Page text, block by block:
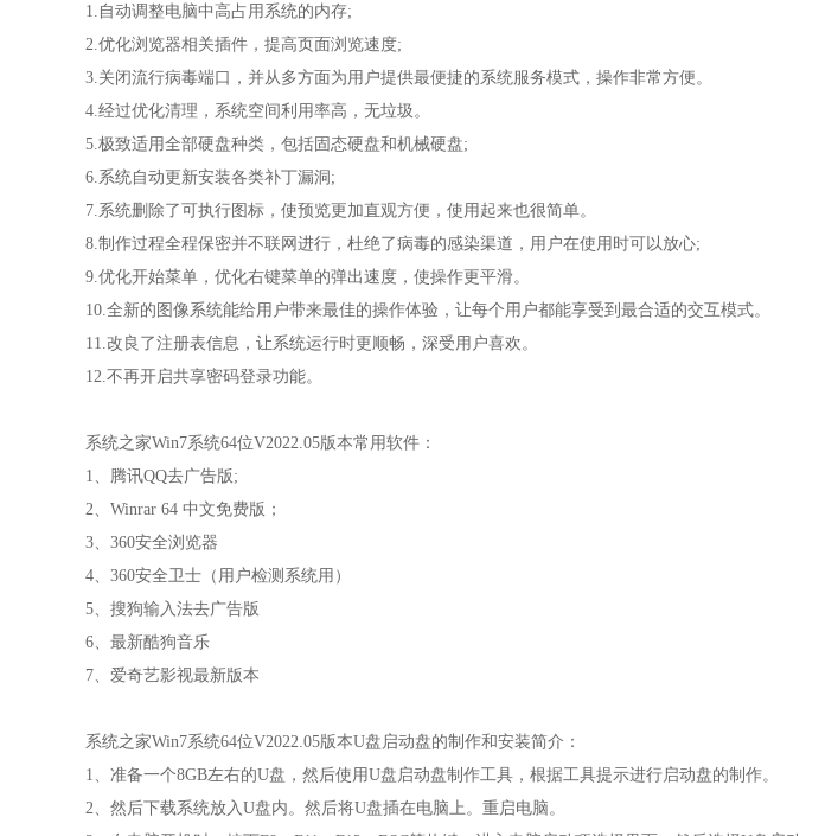
1.自动调整电脑中高占用系统的内存;
2.优化浏览器相关插件，提高页面浏览速度;
3.关闭流行病毒端口，并从多方面为用户提供最便捷的系统服务模式，操作非常方便。
4.经过优化清理，系统空间利用率高，无垃圾。
5.极致适用全部硬盘种类，包括固态硬盘和机械硬盘;
6.系统自动更新安装各类补丁漏洞;
7.系统删除了可执行图标，使预览更加直观方便，使用起来也很简单。
8.制作过程全程保密并不联网进行，杜绝了病毒的感染渠道，用户在使用时可以放心;
9.优化开始菜单，优化右键菜单的弹出速度，使操作更平滑。
10.全新的图像系统能给用户带来最佳的操作体验，让每个用户都能享受到最合适的交互模式。
11.改良了注册表信息，让系统运行时更顺畅，深受用户喜欢。
12.不再开启共享密码登录功能。
系统之家Win7系统64位V2022.05版本常用软件：
1、腾讯QQ去广告版;
2、Winrar 64 中文免费版；
3、360安全浏览器
4、360安全卫士（用户检测系统用）
5、搜狗输入法去广告版
6、最新酷狗音乐
7、爱奇艺影视最新版本
系统之家Win7系统64位V2022.05版本U盘启动盘的制作和安装简介：
1、准备一个8GB左右的U盘，然后使用U盘启动盘制作工具，根据工具提示进行启动盘的制作。
2、然后下载系统放入U盘内。然后将U盘插在电脑上。重启电脑。